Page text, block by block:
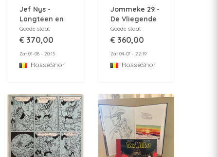
Jef Nys -
Langteen en
Schommelbuik
6 - In
Originele
pagina 2 - 1965
Goede staat
€ 370,00
Zat 01-08 - 20:15
RosseSnor
Jommeke 29 -
De Vliegende
Ton - Originele
pagina - 1967 -
Goede staat
€ 360,00
Zat 04-07 - 22:19
RosseSnor